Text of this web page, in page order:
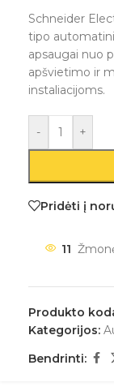
Schneider
tipo
apsaugai nuo
apšvietimo ir
instaliacijoms.
- +
Pridėti į
11
Produkto
Kategorijos:
Bendrinti: